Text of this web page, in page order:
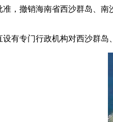
撤销海南省西沙群岛、南
专门行政机构对西沙群岛